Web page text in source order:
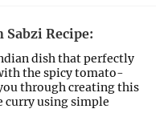
Recipe:
dish that perfectly
the spicy tomato-
through creating this
curry using simple